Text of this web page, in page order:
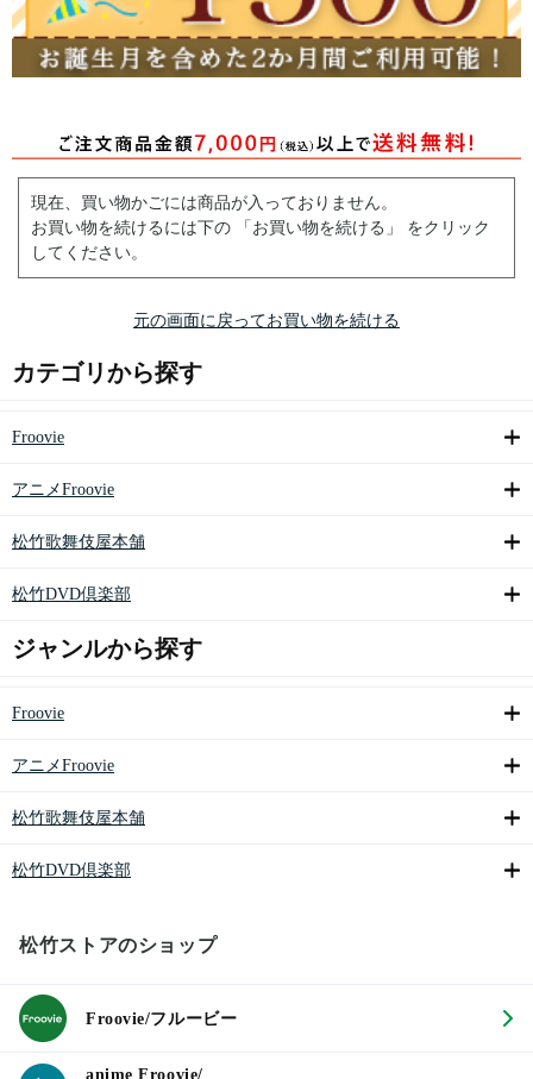
現在、買い物かごには商品が入っておりません。
お買い物を続けるには下の 「お買い物を続ける」 をクリック
してください。
元の画面に戻ってお買い物を続ける
カテゴリから探す
Froovie
アニメFroovie
松竹歌舞伎屋本舗
松竹DVD倶楽部
ジャンルから探す
Froovie
アニメFroovie
松竹歌舞伎屋本舗
松竹DVD倶楽部
松竹ストアのショップ
Froovie/フルービー
anime Froovie/